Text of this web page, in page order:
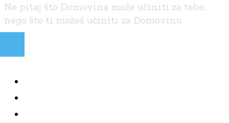
Ne pitaj što Domovina može učiniti za tebe,
nego što ti možeš učiniti za Domovinu